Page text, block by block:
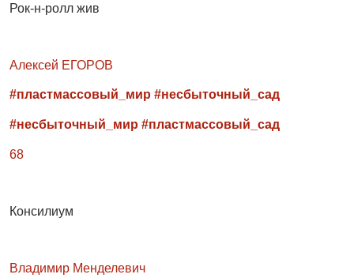
Рок-н-ролл жив
Алексей ЕГОРОВ
#пластмассовый_мир #несбыточный_сад
#несбыточный_мир #пластмассовый_сад
68
Консилиум
Владимир Менделевич